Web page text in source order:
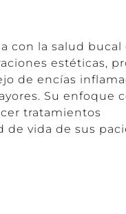
con la salud bucal
estéticas,
de encías
Su enfoque
tratamientos
de vida de sus